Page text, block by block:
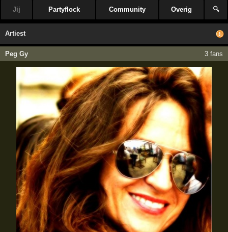
Jij Partyflock Community Overig 🔍
Artiest
Peg Gy 3 fans